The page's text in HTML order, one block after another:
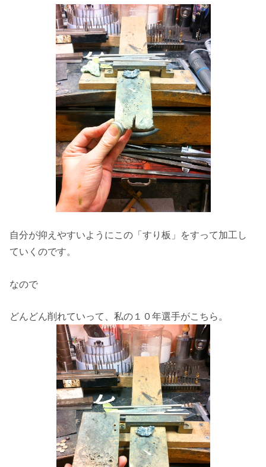
自分が抑えやすいようにこの「すり板」をすって加工し
ていくのです。
なので
どんどん削れていって、私の１０年選手がこちら。